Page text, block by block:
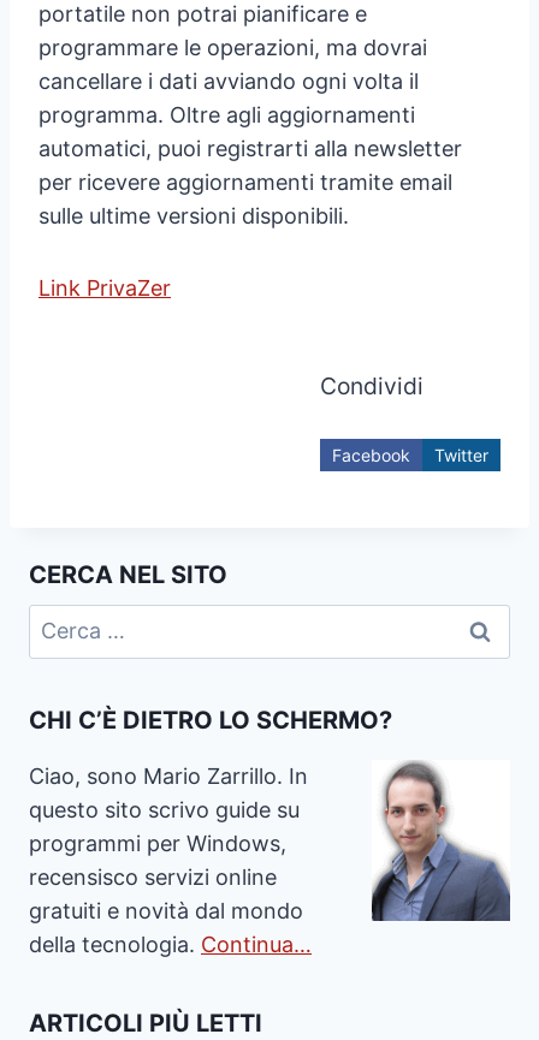
portatile non potrai pianificare e
programmare le operazioni, ma dovrai
cancellare i dati avviando ogni volta il
programma. Oltre agli aggiornamenti
automatici, puoi registrarti alla newsletter
per ricevere aggiornamenti tramite email
sulle ultime versioni disponibili.
Link PrivaZer
Condividi
Facebook Twitter
CERCA NEL SITO
Ricerca
per:
CHI C’È DIETRO LO SCHERMO?
Ciao, sono Mario Zarrillo. In
questo sito scrivo guide su
programmi per Windows,
recensisco servizi online
gratuiti e novità dal mondo
della tecnologia. Continua…
ARTICOLI PIÙ LETTI